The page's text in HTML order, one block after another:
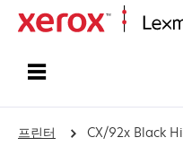
프린터 CX/92x Black